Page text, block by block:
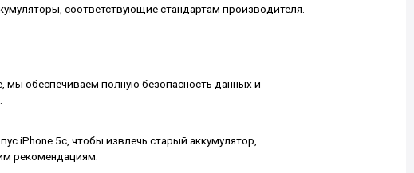
соответствующие стандартам производителя.
мы обеспечиваем полную безопасность данных и
iPhone 5c, чтобы извлечь старый аккумулятор,
рекомендациям.